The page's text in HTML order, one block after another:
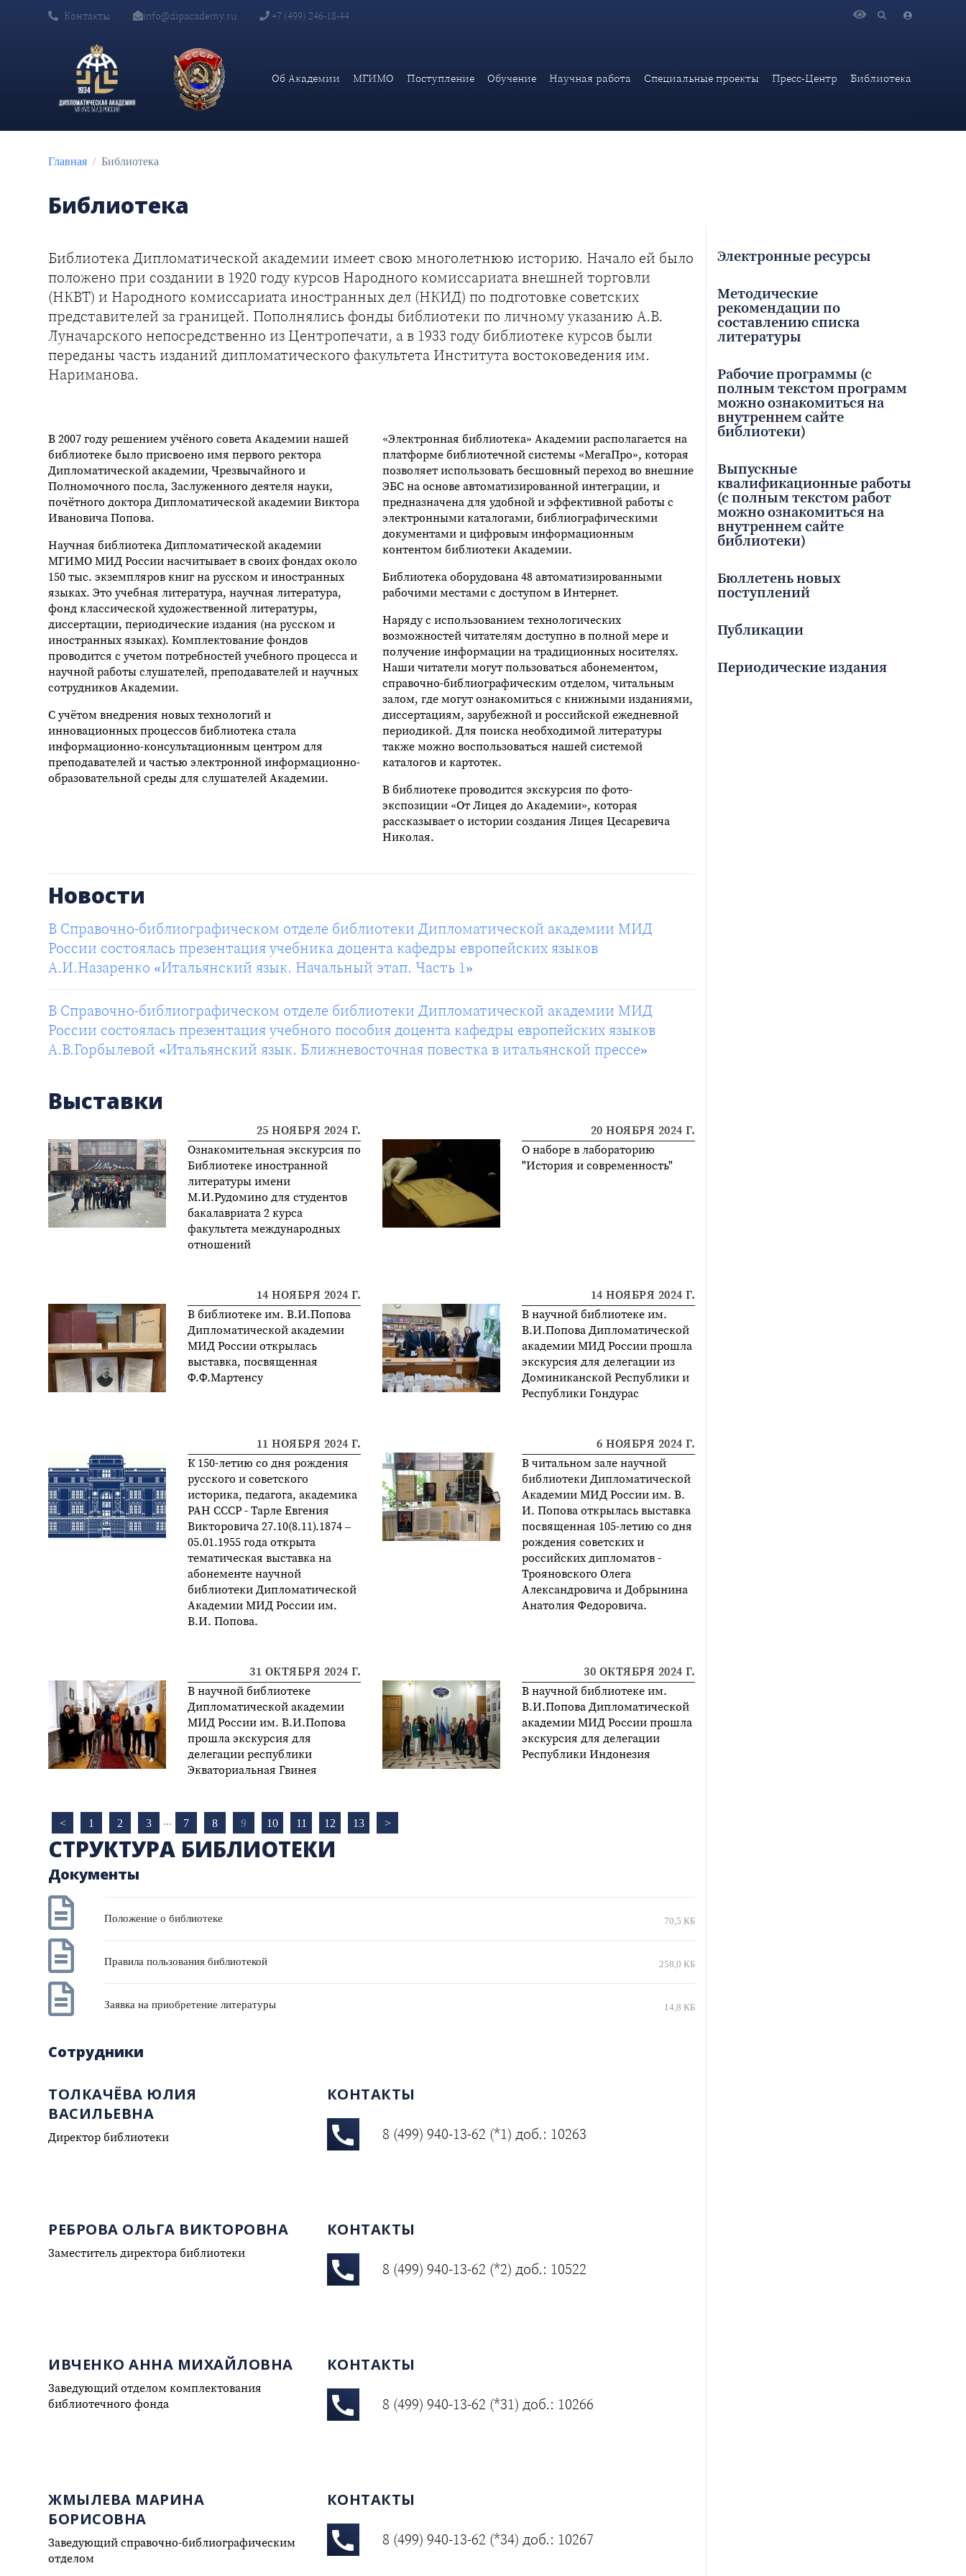
Контакты info@dipacademy.ru +7 (499) 246-18-44
Об Академии МГИМО Поступление Обучение Научная работа Специальные проекты Пресс-Центр Библиотека
Главная Библиотека
Библиотека
Библиотека Дипломатической академии имеет свою многолетнюю историю. Начало ей было
положено при создании в 1920 году курсов Народного комиссариата внешней торговли
(НКВТ) и Народного комиссариата иностранных дел (НКИД) по подготовке советских
представителей за границей. Пополнялись фонды библиотеки по личному указанию А.В.
Луначарского непосредственно из Центропечати, а в 1933 году библиотеке курсов были
переданы часть изданий дипломатического факультета Института востоковедения им.
Нариманова.
В 2007 году решением учёного совета Академии нашей
библиотеке было присвоено имя первого ректора
Дипломатической академии, Чрезвычайного и
Полномочного посла, Заслуженного деятеля науки,
почётного доктора Дипломатической академии Виктора
Ивановича Попова.
Научная библиотека Дипломатической академии
МГИМО МИД России насчитывает в своих фондах около
150 тыс. экземпляров книг на русском и иностранных
языках. Это учебная литература, научная литература,
фонд классической художественной литературы,
диссертации, периодические издания (на русском и
иностранных языках). Комплектование фондов
проводится с учетом потребностей учебного процесса и
научной работы слушателей, преподавателей и научных
сотрудников Академии.
С учётом внедрения новых технологий и
инновационных процессов библиотека стала
информационно-консультационным центром для
преподавателей и частью электронной информационно-
образовательной среды для слушателей Академии.
«Электронная библиотека» Академии располагается на
платформе библиотечной системы «МегаПро», которая
позволяет использовать бесшовный переход во внешние
ЭБС на основе автоматизированной интеграции, и
предназначена для удобной и эффективной работы с
электронными каталогами, библиографическими
документами и цифровым информационным
контентом библиотеки Академии.
Библиотека оборудована 48 автоматизированными
рабочими местами с доступом в Интернет.
Наряду с использованием технологических
возможностей читателям доступно в полной мере и
получение информации на традиционных носителях.
Наши читатели могут пользоваться абонементом,
справочно-библиографическим отделом, читальным
залом, где могут ознакомиться с книжными изданиями,
диссертациям, зарубежной и российской ежедневной
периодикой. Для поиска необходимой литературы
также можно воспользоваться нашей системой
каталогов и картотек.
В библиотеке проводится экскурсия по фото-
экспозиции «От Лицея до Академии», которая
рассказывает о истории создания Лицея Цесаревича
Николая.
Новости
В Справочно-библиографическом отделе библиотеки Дипломатической академии МИД
России состоялась презентация учебника доцента кафедры европейских языков
А.И.Назаренко «Итальянский язык. Начальный этап. Часть 1»
В Справочно-библиографическом отделе библиотеки Дипломатической академии МИД
России состоялась презентация учебного пособия доцента кафедры европейских языков
А.В.Горбылевой «Итальянский язык. Ближневосточная повестка в итальянской прессе»
Выставки
25 НОЯБРЯ 2024 Г.
Ознакомительная экскурсия по
Библиотеке иностранной
литературы имени
М.И.Рудомино для студентов
бакалавриата 2 курса
факультета международных
отношений
20 НОЯБРЯ 2024 Г.
О наборе в лабораторию
"История и современность"
14 НОЯБРЯ 2024 Г.
В библиотеке им. В.И.Попова
Дипломатической академии
МИД России открылась
выставка, посвященная
Ф.Ф.Мартенсу
14 НОЯБРЯ 2024 Г.
В научной библиотеке им.
В.И.Попова Дипломатической
академии МИД России прошла
экскурсия для делегации из
Доминиканской Республики и
Республики Гондурас
11 НОЯБРЯ 2024 Г.
К 150-летию со дня рождения
русского и советского
историка, педагога, академика
РАН СССР - Тарле Евгения
Викторовича 27.10(8.11).1874 –
05.01.1955 года открыта
тематическая выставка на
абонементе научной
библиотеки Дипломатической
Академии МИД России им.
В.И. Попова.
6 НОЯБРЯ 2024 Г.
В читальном зале научной
библиотеки Дипломатической
Академии МИД России им. В.
И. Попова открылась выставка
посвященная 105-летию со дня
рождения советских и
российских дипломатов -
Трояновского Олега
Александровича и Добрынина
Анатолия Федоровича.
31 ОКТЯБРЯ 2024 Г.
В научной библиотеке
Дипломатической академии
МИД России им. В.И.Попова
прошла экскурсия для
делегации республики
Экваториальная Гвинея
30 ОКТЯБРЯ 2024 Г.
В научной библиотеке им.
В.И.Попова Дипломатической
академии МИД России прошла
экскурсия для делегации
Республики Индонезия
< 1 2 3 ... 7 8 9 10 11 12 13 >
СТРУКТУРА БИБЛИОТЕКИ
Документы
Положение о библиотеке 70,5 КБ
Правила пользования библиотекой 258,0 КБ
Заявка на приобретение литературы 14,8 КБ
Сотрудники
ТОЛКАЧЁВА ЮЛИЯ
ВАСИЛЬЕВНА
Директор библиотеки
КОНТАКТЫ
8 (499) 940-13-62 (*1) доб.: 10263
РЕБРОВА ОЛЬГА ВИКТОРОВНА
Заместитель директора библиотеки
КОНТАКТЫ
8 (499) 940-13-62 (*2) доб.: 10522
ИВЧЕНКО АННА МИХАЙЛОВНА
Заведующий отделом комплектования
библиотечного фонда
КОНТАКТЫ
8 (499) 940-13-62 (*31) доб.: 10266
ЖМЫЛЕВА МАРИНА
БОРИСОВНА
Заведующий справочно-библиографическим
отделом
КОНТАКТЫ
8 (499) 940-13-62 (*34) доб.: 10267
Электронные ресурсы
Методические
рекомендации по
составлению списка
литературы
Рабочие программы (с
полным текстом программ
можно ознакомиться на
внутреннем сайте
библиотеки)
Выпускные
квалификационные работы
(с полным текстом работ
можно ознакомиться на
внутреннем сайте
библиотеки)
Бюллетень новых
поступлений
Публикации
Периодические издания